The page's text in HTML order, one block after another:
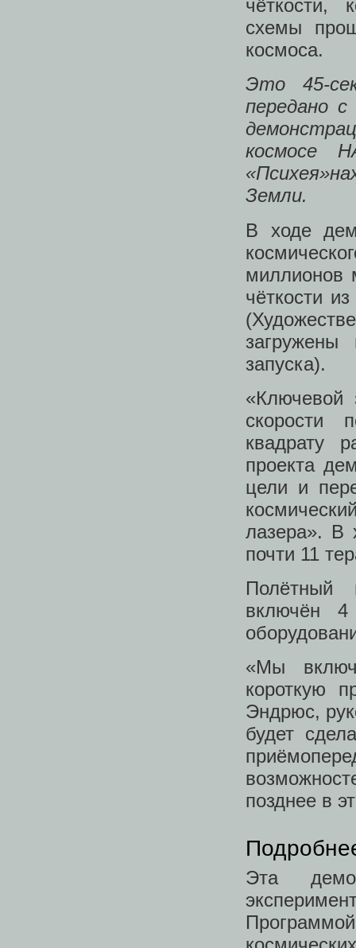
чёткости,
схемы
космоса.
Это 45-
передано
космосе
Земли.
В ходе
миллионов
чёткости
запуска).
«Ключевой
скорости
квадрату
проекта
цели и
лазера». В
почти 11
Полётный
включён
«Мы
короткую
Эндрюс,
будет
позднее в
Эта